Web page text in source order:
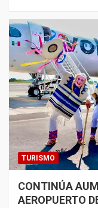
TURISMO
CONTINÚA
AEROPUERTO